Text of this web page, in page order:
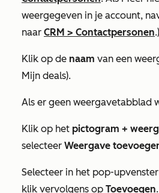
weergegeven in je account,
naar CRM > Contactpersonen
Klik op de naam van een
Mijn deals).
Als er geen weergavetabblad
Klik op het pictogram +
selecteer Weergave
Selecteer in het pop-
klik vervolgens op Toevoegen